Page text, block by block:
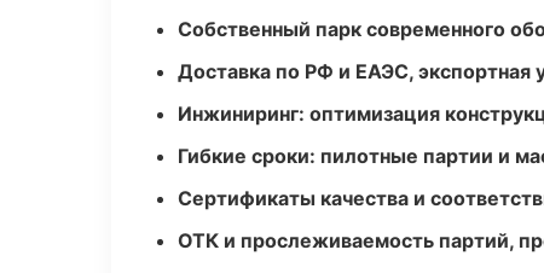
Собственный парк современного
Доставка по РФ и ЕАЭС, экспортная
Инжиниринг: оптимизация
Гибкие сроки: пилотные партии и
Сертификаты качества и
ОТК и прослеживаемость партий,